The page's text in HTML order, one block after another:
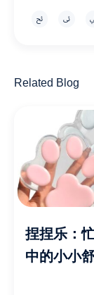
Related Blog
捏捏乐：
中的小小